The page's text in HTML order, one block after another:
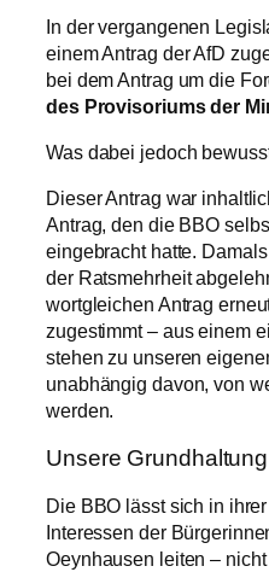
In der vergangenen
einem Antrag der AfD
bei dem Antrag um die
des Provisoriums der
Was dabei jedoch
Dieser Antrag war
Antrag, den die BBO
eingebracht hatte.
der Ratsmehrheit
wortgleichen Antrag
zugestimmt – aus einem
stehen zu unseren
unabhängig davon, von
werden.
Unsere Grundhaltung
Die BBO lässt sich in
Interessen der
Oeynhausen leiten –